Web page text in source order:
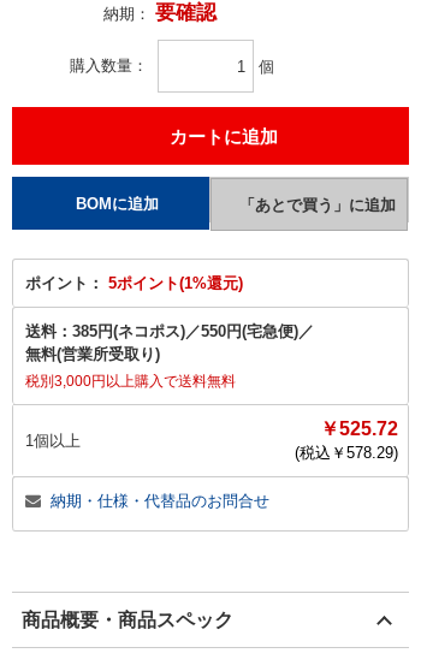
納期： 要確認
購入数量 個
ポイント： 5ポイント(1%還元)
送料： 385円(ネコポス)／550円(宅急便)／
無料(営業所受取り)
税別3,000円以上購入で送料無料
1個以上
￥525.72
(税込￥ 578.29)
納期・仕様・代替品のお問合せ
商品概要・商品スペック